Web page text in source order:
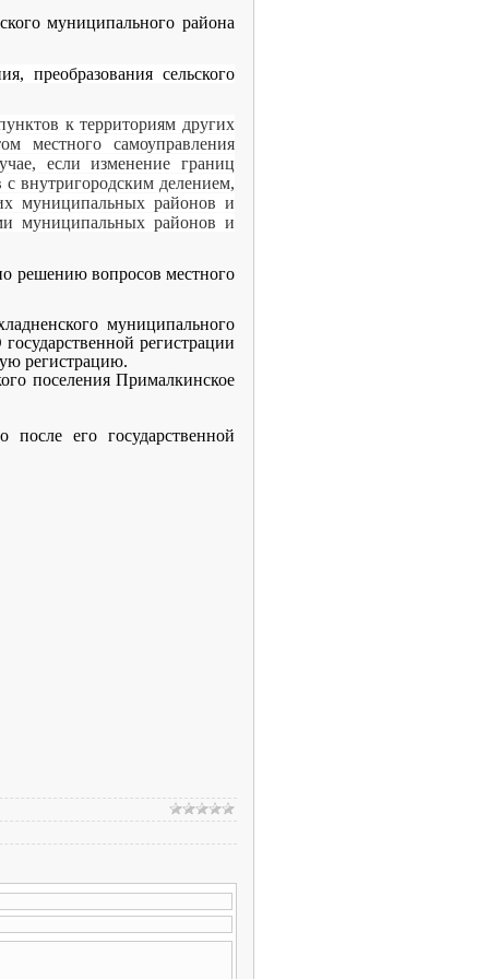
муниципального района
преобразования сельского
к территориям других
местного самоуправления
если изменение границ
с внутригородским делением,
муниципальных районов и
муниципальных районов и
решению вопросов местного
муниципального
регистрации
регистрацию.
поселения Прималкинское
его государственной